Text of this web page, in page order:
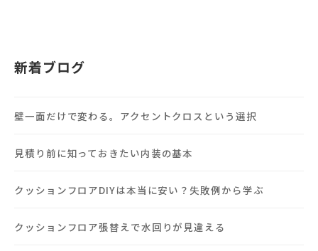
新着ブログ
壁一面だけで変わる。アクセントクロスという選択
見積り前に知っておきたい内装の基本
クッションフロアDIYは本当に安い？失敗例から学ぶ
クッションフロア張替えで水回りが見違える